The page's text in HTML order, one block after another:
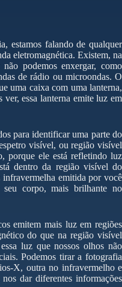
estamos falando de qualquer
eletromagnética. Existem, na
não podemos enxergar, como
de rádio ou microondas. O
uma caixa com uma lanterna,
essa lanterna emite luz em
para identificar uma parte do
visível, ou região visível
porque ele está refletindo luz
dentro da região visível do
emitida por você
seu corpo, mais brilhante no
emitem mais luz em regiões
do que na região visível
luz que nossos olhos não
Podemos tirar a fotografia
X, outra no infravermelho e
dar diferentes informações